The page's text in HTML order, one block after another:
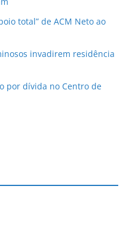
total” de ACM Neto ao
invadirem residência
por dívida no Centro de